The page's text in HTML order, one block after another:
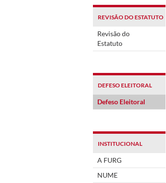
REVISÃO DO ESTATUTO
Revisão do
Estatuto
DEFESO ELEITORAL
Defeso Eleitoral
INSTITUCIONAL
A FURG
NUME